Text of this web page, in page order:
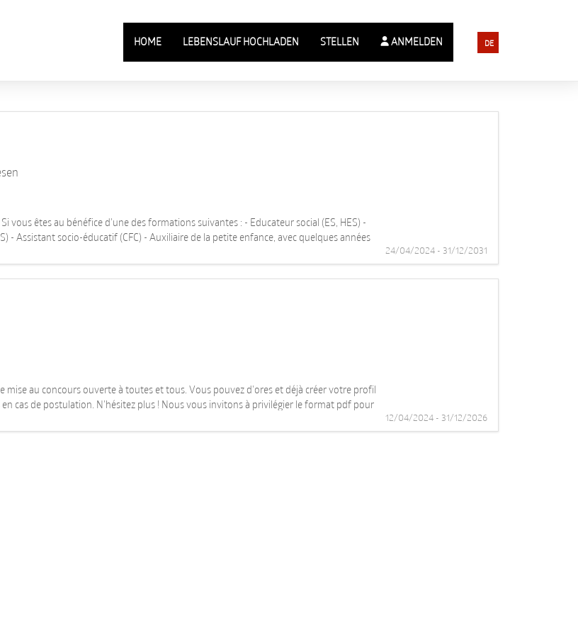
HOME LEBENSLAUF HOCHLADEN STELLEN ANMELDEN DE
vous êtes au bénéfice d'une des formations suivantes : - Educateur social (ES, HES) -
- Assistant socio-éducatif (CFC) - Auxiliaire de la petite enfance, avec quelques années
24/04/2024 - 31/12/2031
au concours ouverte à toutes et tous. Vous pouvez d'ores et déjà créer votre profil
cas de postulation. N'hésitez plus ! Nous vous invitons à privilégier le format pdf pour
12/04/2024 - 31/12/2026